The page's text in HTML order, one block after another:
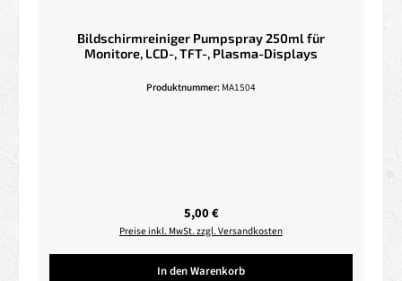
Bildschirmreiniger Pumpspray 250ml für
Monitore, LCD-, TFT-, Plasma-Displays
Produktnummer: MA1504
Regulärer Preis:
5,00 €
Preise inkl. MwSt. zzgl. Versandkosten
In den Warenkorb